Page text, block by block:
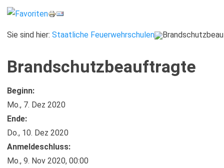
Sie sind hier: Staatliche Feuerwehrschulen
Brandschutzbeauftragte
Beginn:
Mo., 7. Dez 2020
Ende:
Do., 10. Dez 2020
Anmelde​schluss:
Mo., 9. Nov 2020, 00:00